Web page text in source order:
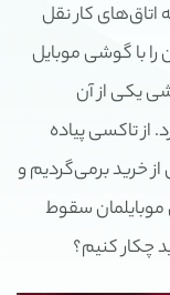
کار نقل
را با گوشی موبایل
یکی از آن
از تاکسی پیاده
خرید برمی‌گردیم و
سقوط
چکار کنیم؟